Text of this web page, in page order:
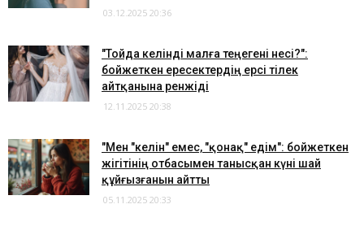
03.12.2025 20:36
"​Тойда келінді малға теңегені несі?":
бойжеткен ересектердің ерсі тілек
айтқанына ренжіді
12.11.2025 20:38
"Мен "келін" емес, "қонақ" едім": бойжеткен
жігітінің отбасымен танысқан күні шай
құйғызғанын айтты
05.11.2025 20:33